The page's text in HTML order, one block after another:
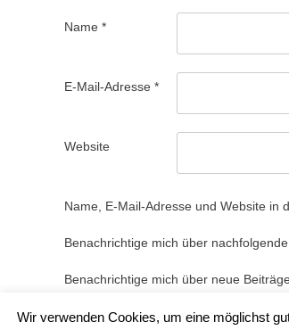
Name *
E-Mail-Adresse *
Website
Name, E-Mail-Adresse und Website in
Benachrichtige mich über
Benachrichtige mich über neue
Wir verwenden Cookies, um eine möglichst